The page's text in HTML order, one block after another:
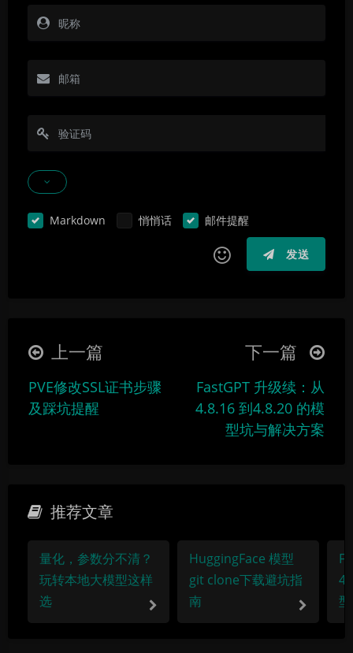
Sans Serif Serif
深阴影
Markdown 悄悄话 邮件提醒
发送
∠( ᐛ 」∠)＿
୧(๑•̀⌄•́๑)૭
(ノ°ο°)ノ
(´இ皿இ｀)
(ฅ´ω`ฅ)
( ๑´•ω•) "(ㆆᴗㆆ)
上一篇
PVE修改SSL证书步骤
及踩坑提醒
下一篇
FastGPT 升级续：从
4.8.16 到4.8.20 的模
型坑与解决方案
推荐文章
量化，参数分不清？
玩转本地大模型这样
选
HuggingFace 模型
git clone下载避坑指
南